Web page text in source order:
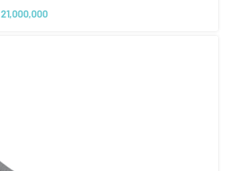
21,000,000